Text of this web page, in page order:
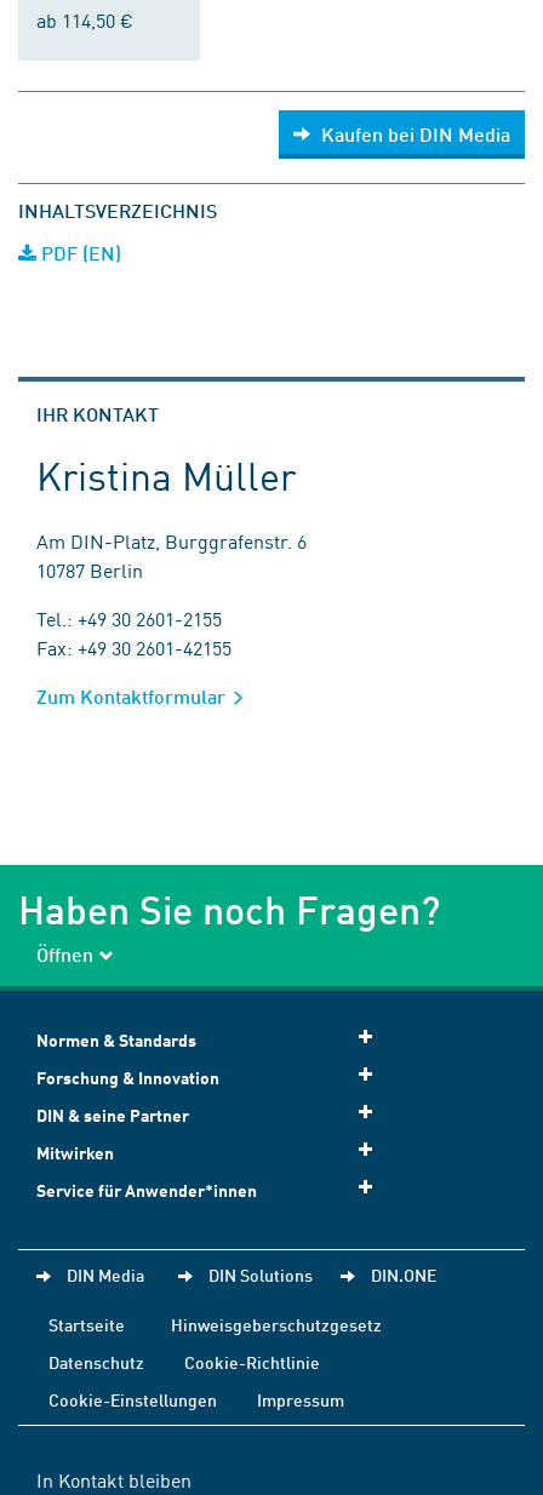
ab 114,50 €
Kaufen bei DIN Media
INHALTSVERZEICHNIS
PDF (EN)
IHR KONTAKT
Kristina Müller
Am DIN-Platz, Burggrafenstr. 6
10787 Berlin
Tel.: +49 30 2601-2155
Fax: +49 30 2601-42155
Zum Kontaktformular
Haben Sie noch Fragen?
Öffnen
Normen & Standards
Forschung & Innovation
DIN & seine Partner
Mitwirken
Service für Anwender*innen
DIN Media DIN Solutions DIN.ONE
Startseite
Hinweisgeberschutzgesetz
Datenschutz
Cookie-Richtlinie
Cookie-Einstellungen
Impressum
In Kontakt bleiben